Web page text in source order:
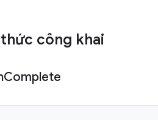
công khai
Complete